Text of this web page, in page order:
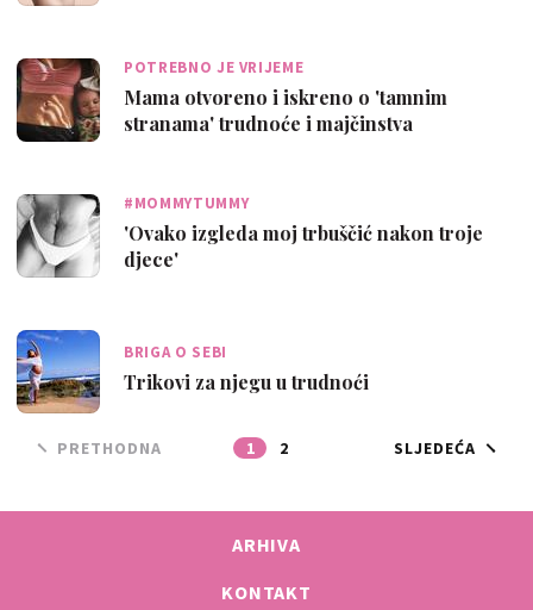
POTREBNO JE VRIJEME
Mama otvoreno i iskreno o 'tamnim
stranama' trudnoće i majčinstva
#MOMMYTUMMY
'Ovako izgleda moj trbuščić nakon troje
djece'
BRIGA O SEBI
Trikovi za njegu u trudnoći
PRETHODNA 1 2 SLJEDEĆA
ARHIVA
KONTAKT